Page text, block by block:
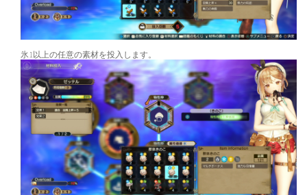
氷1以上の任意の素材を投入します。